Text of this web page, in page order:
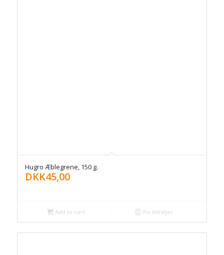
Hugro Æblegrene, 150 g.
DKK45,00
Add to cart Vis detaljer